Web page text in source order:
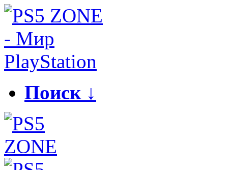
Поиск ↓